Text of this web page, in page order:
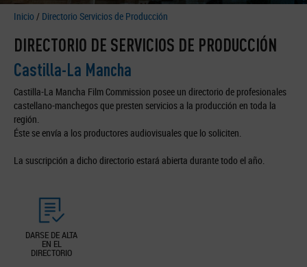
Inicio / Directorio Servicios de Producción
DIRECTORIO DE SERVICIOS DE PRODUCCIÓN
Castilla-La Mancha
Castilla-La Mancha Film Commission posee un directorio de profesionales
castellano-manchegos que presten servicios a la producción en toda la
región.
Éste se envía a los productores audiovisuales que lo soliciten.
La suscripción a dicho directorio estará abierta durante todo el año.
DARSE DE ALTA
EN EL
DIRECTORIO